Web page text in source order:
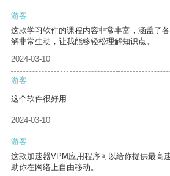
游客
这款学习软件的课程内容非常丰富，涵盖了
解非常生动，让我能够轻松理解知识点。
2024-03-10
游客
这个软件很好用
2024-03-10
游客
这款加速器VPM应用程序可以给你提供最高
助你在网络上自由移动。